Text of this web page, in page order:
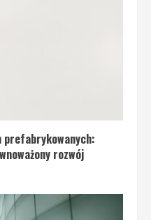
prefabrykowanych:
rozwój